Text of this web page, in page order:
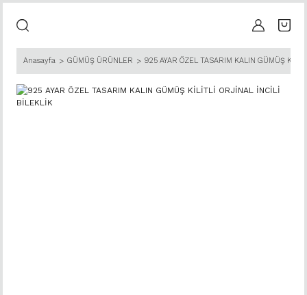
Anasayfa GÜMÜŞ ÜRÜNLER 925 AYAR ÖZEL TASARIM KALIN GÜMÜŞ